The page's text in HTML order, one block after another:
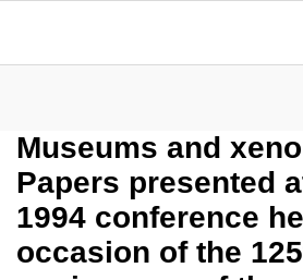
Museums and
Papers presented
1994 conference
occasion of the